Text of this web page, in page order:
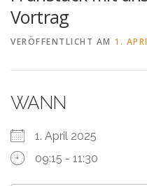
Vortrag
VERÖFFENTLICHT AM 1.
WANN
1. April 2025
09:15 - 11:30